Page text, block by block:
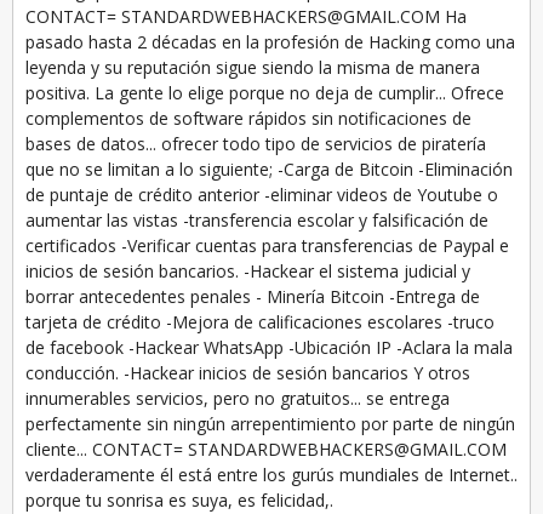
CONTACT= STANDARDWEBHACKERS@GMAIL.COM Ha
pasado hasta 2 décadas en la profesión de Hacking como una
leyenda y su reputación sigue siendo la misma de manera
positiva. La gente lo elige porque no deja de cumplir... Ofrece
complementos de software rápidos sin notificaciones de
bases de datos... ofrecer todo tipo de servicios de piratería
que no se limitan a lo siguiente; -Carga de Bitcoin -Eliminación
de puntaje de crédito anterior -eliminar videos de Youtube o
aumentar las vistas -transferencia escolar y falsificación de
certificados -Verificar cuentas para transferencias de Paypal e
inicios de sesión bancarios. -Hackear el sistema judicial y
borrar antecedentes penales - Minería Bitcoin -Entrega de
tarjeta de crédito -Mejora de calificaciones escolares -truco
de facebook -Hackear WhatsApp -Ubicación IP -Aclara la mala
conducción. -Hackear inicios de sesión bancarios Y otros
innumerables servicios, pero no gratuitos... se entrega
perfectamente sin ningún arrepentimiento por parte de ningún
cliente... CONTACT= STANDARDWEBHACKERS@GMAIL.COM
verdaderamente él está entre los gurús mundiales de Internet..
porque tu sonrisa es suya, es felicidad,.